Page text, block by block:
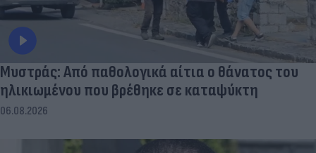
Μυστράς: Από παθολογικά αίτια ο θάνατος του
ηλικιωμένου που βρέθηκε σε καταψύκτη
06.08.2026